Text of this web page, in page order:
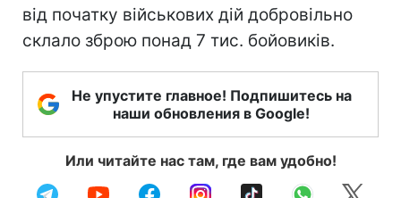
від початку військових дій добровільно
склало зброю понад 7 тис. бойовиків.
Не упустите главное! Подпишитесь на
наши обновления в Google!
Или читайте нас там, где вам удобно!